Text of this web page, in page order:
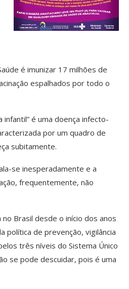
é imunizar 17 milhões de
espalhados por todo o
infantil” é uma doença infecto-
por um quadro de
subitamente.
se inesperadamente e a
frequentemente, não
Brasil desde o início dos anos
política de prevenção, vigilância
três níveis do Sistema Único
se pode descuidar, pois é uma